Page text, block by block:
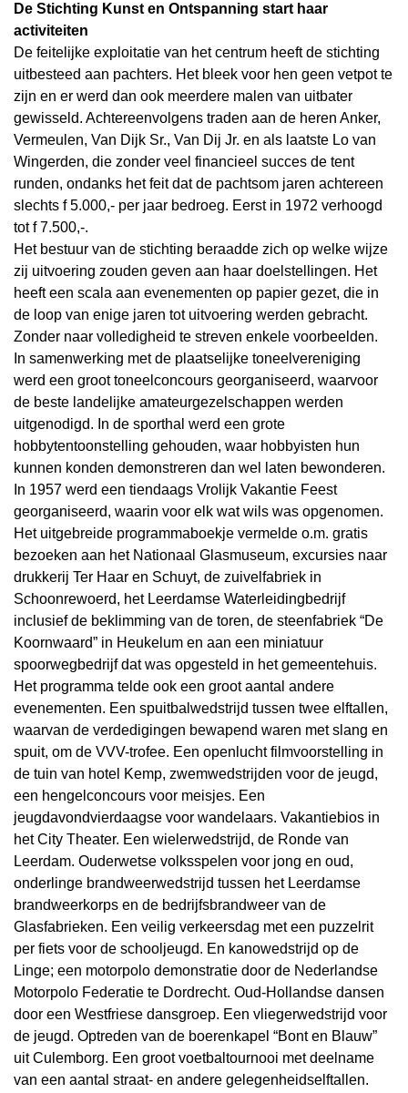
De Stichting Kunst en Ontspanning start haar
activiteiten
De feitelijke exploitatie van het centrum heeft de stichting
uitbesteed aan pachters. Het bleek voor hen geen vetpot te
zijn en er werd dan ook meerdere malen van uitbater
gewisseld. Achtereenvolgens traden aan de heren Anker,
Vermeulen, Van Dijk Sr., Van Dij Jr. en als laatste Lo van
Wingerden, die zonder veel financieel succes de tent
runden, ondanks het feit dat de pachtsom jaren achtereen
slechts f 5.000,- per jaar bedroeg. Eerst in 1972 verhoogd
tot f 7.500,-.
Het bestuur van de stichting beraadde zich op welke wijze
zij uitvoering zouden geven aan haar doelstellingen. Het
heeft een scala aan evenementen op papier gezet, die in
de loop van enige jaren tot uitvoering werden gebracht.
Zonder naar volledigheid te streven enkele voorbeelden.
In samenwerking met de plaatselijke toneelvereniging
werd een groot toneelconcours georganiseerd, waarvoor
de beste landelijke amateurgezelschappen werden
uitgenodigd. In de sporthal werd een grote
hobbytentoonstelling gehouden, waar hobbyisten hun
kunnen konden demonstreren dan wel laten bewonderen.
In 1957 werd een tiendaags Vrolijk Vakantie Feest
georganiseerd, waarin voor elk wat wils was opgenomen.
Het uitgebreide programmaboekje vermelde o.m. gratis
bezoeken aan het Nationaal Glasmuseum, excursies naar
drukkerij Ter Haar en Schuyt, de zuivelfabriek in
Schoonrewoerd, het Leerdamse Waterleidingbedrijf
inclusief de beklimming van de toren, de steenfabriek “De
Koornwaard” in Heukelum en aan een miniatuur
spoorwegbedrijf dat was opgesteld in het gemeentehuis.
Het programma telde ook een groot aantal andere
evenementen. Een spuitbalwedstrijd tussen twee elftallen,
waarvan de verdedigingen bewapend waren met slang en
spuit, om de VVV-trofee. Een openlucht filmvoorstelling in
de tuin van hotel Kemp, zwemwedstrijden voor de jeugd,
een hengelconcours voor meisjes. Een
jeugdavondvierdaagse voor wandelaars. Vakantiebios in
het City Theater. Een wielerwedstrijd, de Ronde van
Leerdam. Ouderwetse volksspelen voor jong en oud,
onderlinge brandweerwedstrijd tussen het Leerdamse
brandweerkorps en de bedrijfsbrandweer van de
Glasfabrieken. Een veilig verkeersdag met een puzzelrit
per fiets voor de schooljeugd. En kanowedstrijd op de
Linge; een motorpolo demonstratie door de Nederlandse
Motorpolo Federatie te Dordrecht. Oud-Hollandse dansen
door een Westfriese dansgroep. Een vliegerwedstrijd voor
de jeugd. Optreden van de boerenkapel “Bont en Blauw”
uit Culemborg. Een groot voetbaltournooi met deelname
van een aantal straat- en andere gelegenheidselftallen.